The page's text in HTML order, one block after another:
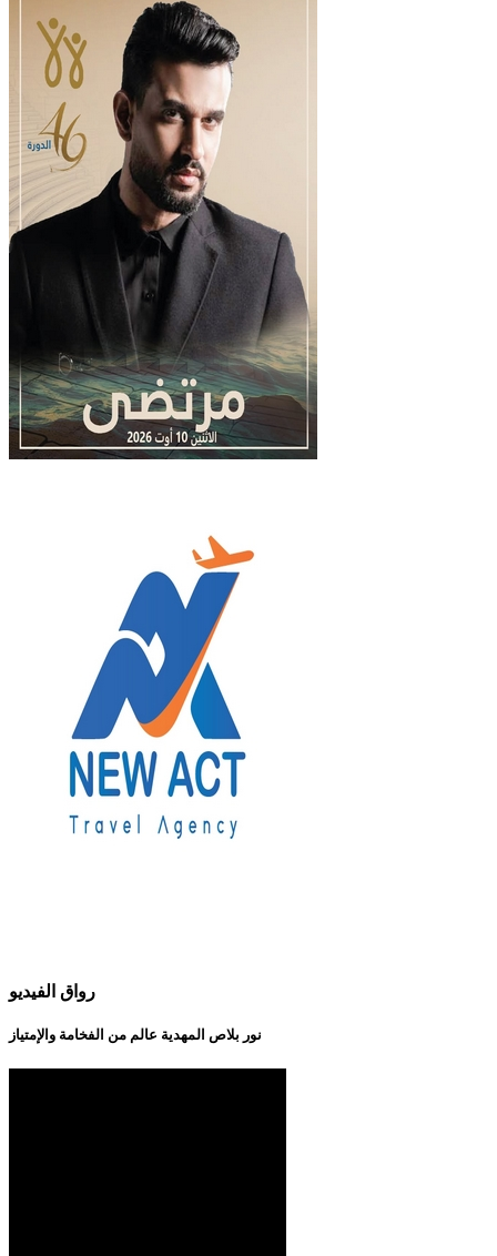
رواق الفيديو
نور بلاص المهدية عالم من الفخامة والإمتياز